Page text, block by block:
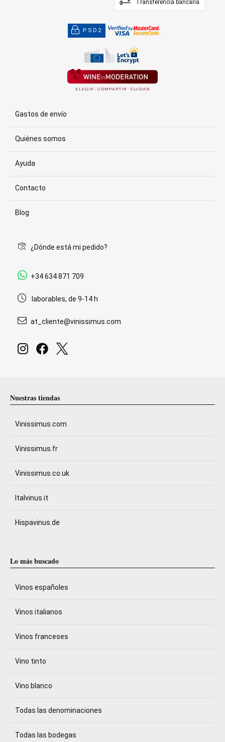
Transferencia bancaria
PSD2
Gastos de envío
Quiénes somos
Ayuda
Contacto
Blog
¿Dónde está mi pedido?
+34 634 871 709
laborables, de 9-14 h
at_cliente@vinissimus.com
Nuestras tiendas
Vinissimus.com
Vinissimus.fr
Vinissimus.co.uk
Italvinus.it
Hispavinus.de
Lo más buscado
Vinos españoles
Vinos italianos
Vinos franceses
Vino tinto
Vino blanco
Todas las denominaciones
Todas las bodegas